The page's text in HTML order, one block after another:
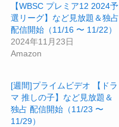
【WBSC プレミア12 2024予
選リーグ】など見放題＆独占
配信開始（11/16 〜 11/22）
2024年11月23日
Amazon
[週間]プライムビデオ 【ドラ
マ 推しの子】など見放題＆
独占 配信開始（11/23 〜
11/29）